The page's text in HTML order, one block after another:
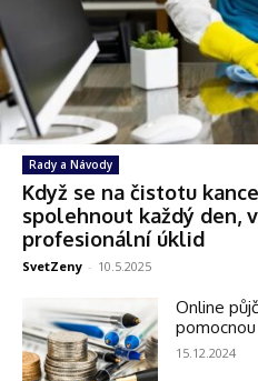
Rady a Návody
Když se na čistotu
spolehnout každý den,
profesionální úklid
SvetZeny - 10.5.2025
Online
15.12.2024